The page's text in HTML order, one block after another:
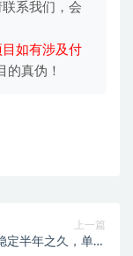
系我们，会
目如有涉及付
的真伪！
上一篇
定半年之久，单窗